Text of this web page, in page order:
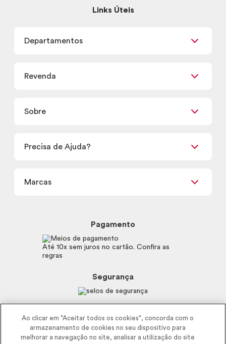
Links Úteis
Departamentos
Skincare
Revenda
Quero ser Revendedor
Sobre
Nossas Lojas
Código de defesa do consumidor
Trabalhe com a gente
Recomendações Covid19
Precisa de Ajuda?
Frete e Entrega
Fale Conosco
E-mail
Marcas
Pagamento
Até 10x sem juros no cartão. Confira as
regras
Segurança
Ao clicar em "Aceitar todos os cookies", concorda com o
armazenamento de cookies no seu dispositivo para
melhorar a navegação no site, analisar a utilização do site